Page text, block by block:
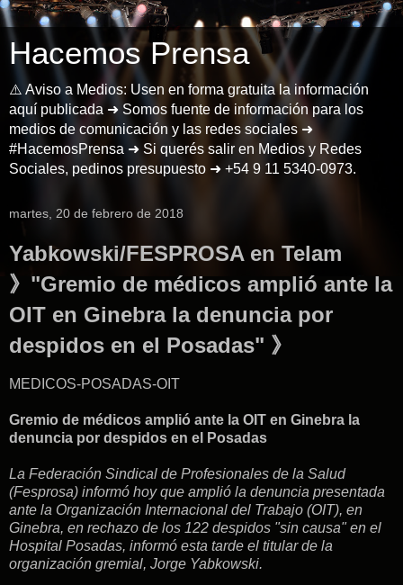
Hacemos Prensa
⚠️ Aviso a Medios: Usen en forma gratuita la información
aquí publicada ➜ Somos fuente de información para los
medios de comunicación y las redes sociales ➜
#HacemosPrensa ➜ Si querés salir en Medios y Redes
Sociales, pedinos presupuesto ➜ +54 9 11 5340-0973.
martes, 20 de febrero de 2018
Yabkowski/FESPROSA en Telam
》"Gremio de médicos amplió ante la
OIT en Ginebra la denuncia por
despidos en el Posadas" 》
MEDICOS-POSADAS-OIT
Gremio de médicos amplió ante la OIT en Ginebra la
denuncia por despidos en el Posadas
La Federación Sindical de Profesionales de la Salud
(Fesprosa) informó hoy que amplió la denuncia presentada
ante la Organización Internacional del Trabajo (OIT), en
Ginebra, en rechazo de los 122 despidos "sin causa" en el
Hospital Posadas, informó esta tarde el titular de la
organización gremial, Jorge Yabkowski.